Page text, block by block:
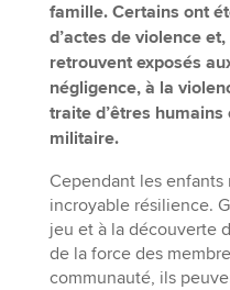
famille. Certains ont
d’actes de violence
retrouvent exposés
négligence, à la
traite d’êtres
militaire.
Cependant les enfants
incroyable résilience.
jeu et à la découverte
de la force des
communauté, ils